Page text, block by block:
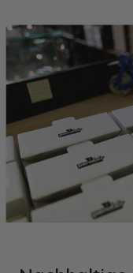
verlängern
Sonntag oder
Berechnung von
diese Tage nicht
diese Regelung,
Lieferterminen